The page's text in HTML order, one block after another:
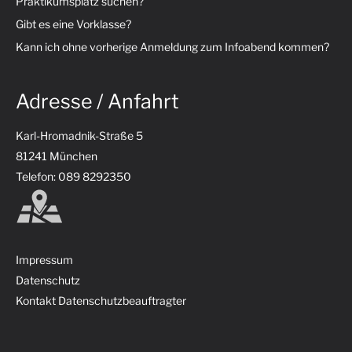
Gibt es eine Vorklasse?
Kann ich ohne vorherige Anmeldung zum Infoabend kommen?
Adresse / Anfahrt
Karl-Hromadnik-Straße 5
81241 München
Telefon: 089 8292350
Impressum
Datenschutz
Kontakt Datenschutzbeauftragter